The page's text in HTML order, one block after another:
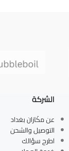
الشركة
عن مكَازان بغداد
التوصيل والشحن
اطرح سؤالك